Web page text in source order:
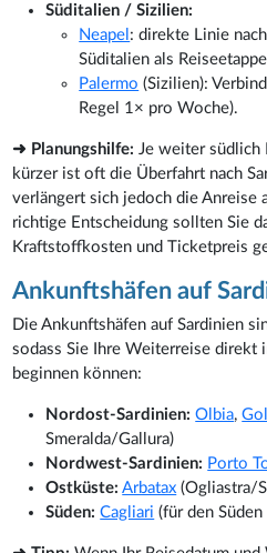
Süditalien / Sizilien:
Neapel : direkte Linie
Süditalien als
Palermo (Sizilien):
Regel 1× pro Woche).
➜ Planungshilfe: Je weiter südlich
kürzer ist oft die Überfahrt nach
verlängert sich jedoch die Anreise
richtige Entscheidung sollten Sie
Kraftstoffkosten und Ticketpreis
Ankunftshäfen auf
Die Ankunftshäfen auf Sardinien
sodass Sie Ihre Weiterreise direkt
beginnen können:
Nordost-Sardinien: Olbia,
Smeralda/Gallura)
Nordwest-Sardinien: Porto
Ostküste: Arbatax (Ogliastra/
Süden: Cagliari (für den